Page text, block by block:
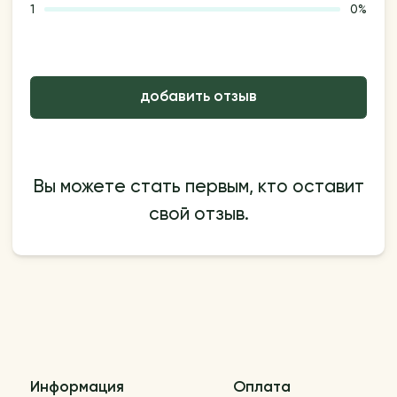
1 0%
добавить отзыв
Вы можете стать первым, кто оставит
свой отзыв.
Информация Оплата